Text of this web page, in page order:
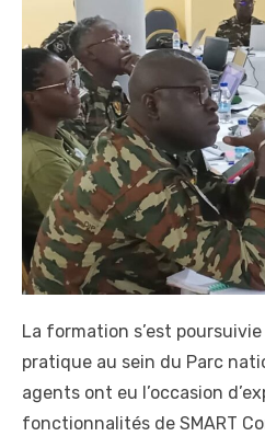
La formation s’est
pratique au sein du Parc
agents ont eu l’occasion
fonctionnalités de SMART